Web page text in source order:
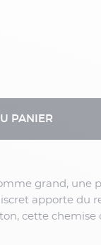
PANIER
apporte du
cette chemise
avec un